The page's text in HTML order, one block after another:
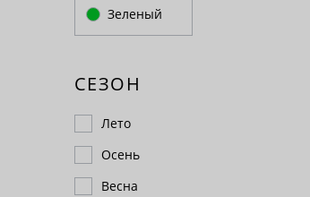
Зеленый
СЕЗОН
Лето
Осень
Весна